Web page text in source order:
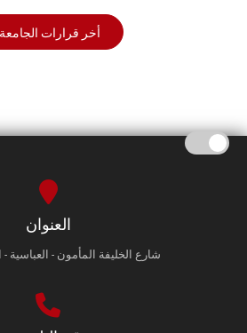
أخر قرارات الجامعة
العنوان
شارع الخليفة المأمون - العباسية